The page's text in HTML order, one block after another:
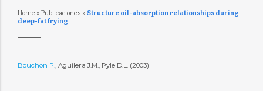
Home » Publicaciones » Structure oil-absorption relationships during
deep-fat frying
Bouchon P., Aguilera J.M., Pyle D.L. (2003)